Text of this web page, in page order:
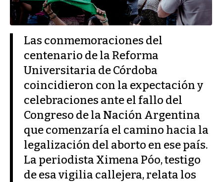
Las conmemoraciones del
centenario de la Reforma
Universitaria de Córdoba
coincidieron con la expectación y
celebraciones ante el fallo del
Congreso de la Nación Argentina
que comenzaría el camino hacia la
legalización del aborto en ese país.
La periodista Ximena Póo, testigo
de esa vigilia callejera, relata los